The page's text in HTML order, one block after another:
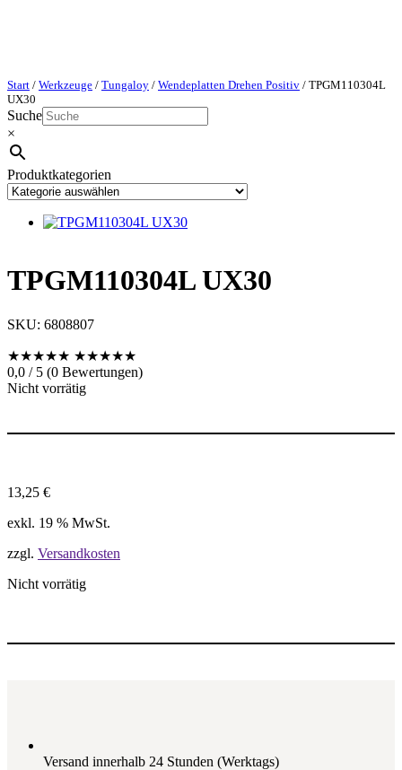
Start / Werkzeuge / Tungaloy / Wendeplatten Drehen Positiv / TPGM110304L
UX30
Suche
×
Produktkategorien
TPGM110304L UX30
SKU: 6808807
★★★★★ ★★★★★
0,0 / 5 (0 Bewertungen)
Nicht vorrätig
13,25 €
exkl. 19 % MwSt.
zzgl. Versandkosten
Nicht vorrätig
Versand innerhalb 24 Stunden (Werktags)